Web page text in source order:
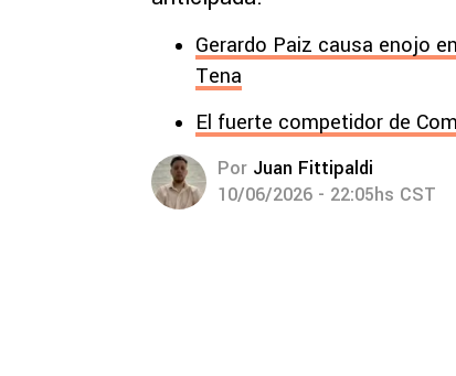
Gerardo Paiz causa enojo
Tena
El fuerte competidor de
Por Juan Fittipaldi
10/06/2026 - 22:05hs CST